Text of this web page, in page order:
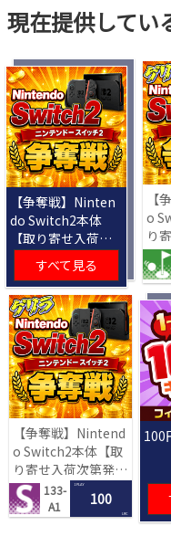
現在提供してい
【争奪戦】Ninten
do Switch2本体
【取り寄せ入荷次
第発送】
すべて見る
【
o
り
送】
【争奪戦】Nintend
o Switch2本体【取
り寄せ入荷次第発
送】 133-
A1
1 PLAY
100
LRC
100